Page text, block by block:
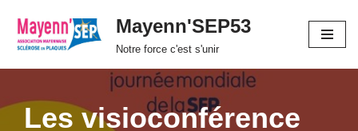
Aller
Mayenn'SEP53
Notre force c'est s'unir
Les visioconférence